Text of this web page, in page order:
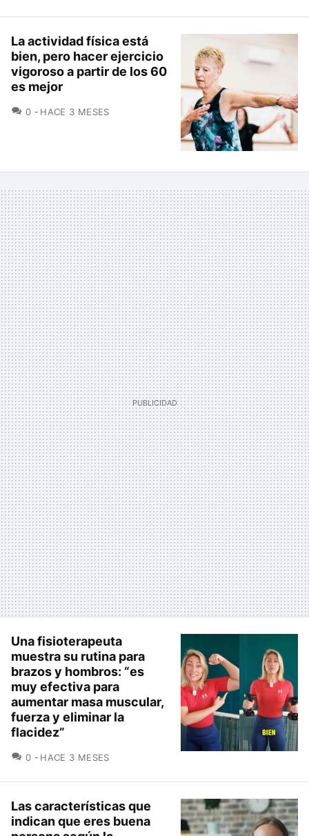
La actividad física está
bien, pero hacer ejercicio
vigoroso a partir de los 60
es mejor
0 COMENTARIOS
HACE 3 MESES
Una fisioterapeuta
muestra su rutina para
brazos y hombros: “es
muy efectiva para
aumentar masa muscular,
fuerza y eliminar la
flacidez”
0 COMENTARIOS
HACE 3 MESES
Las características que
indican que eres buena